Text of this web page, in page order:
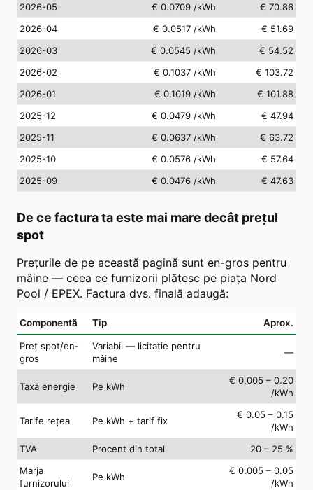
2026-05
€ 0.0709 /kWh
€ 70.86
2026-04
€ 0.0517 /kWh
€ 51.69
2026-03
€ 0.0545 /kWh
€ 54.52
2026-02
€ 0.1037 /kWh
€ 103.72
2026-01
€ 0.1019 /kWh
€ 101.88
2025-12
€ 0.0479 /kWh
€ 47.94
2025-11
€ 0.0637 /kWh
€ 63.72
2025-10
€ 0.0576 /kWh
€ 57.64
2025-09
€ 0.0476 /kWh € 47.63
De ce factura ta este mai mare decât prețul
spot
Prețurile de pe această pagină sunt en-gros pentru
mâine — ceea ce furnizorii plătesc pe piața Nord
Pool / EPEX. Factura dvs. finală adaugă:
Componentă Tip Aprox.
Preț spot/en-
gros
Variabil — licitație pentru
mâine
—
Taxă energie Pe kWh
€ 0.005 – 0.20
/kWh
Tarife rețea Pe kWh + tarif fix
€ 0.05 – 0.15
/kWh
TVA
Procent din total
20 – 25 %
Marja
furnizorului
Pe kWh
€ 0.005 – 0.05
/kWh